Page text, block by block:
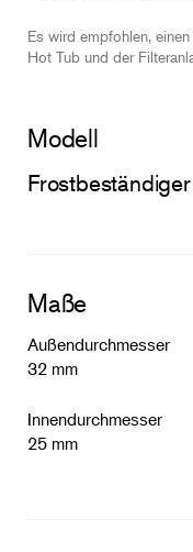
Es wird empfohlen,
Hot Tub und der
Modell
Maße
Außendurchmesser
32 mm
Innendurchmesser
25 mm